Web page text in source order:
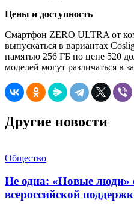
Цены и доступность
Смартфон ZERO ULTRA от
выпускаться в вариантах
памятью 256 ГБ по цене 520
моделей могут различаться в
Другие новости
Общество
Не одна: «Новые люди»
всероссийской